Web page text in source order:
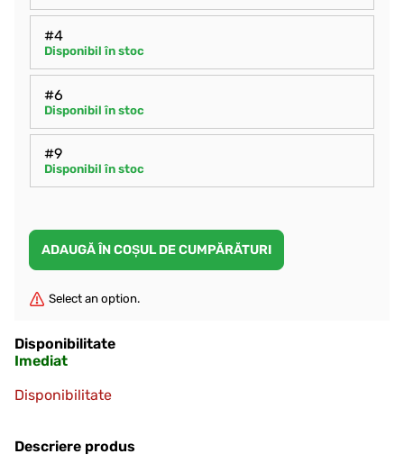
#4
Disponibil în stoc
#6
Disponibil în stoc
#9
Disponibil în stoc
Select an option.
Disponibilitate
Imediat
Disponibilitate
Descriere produs